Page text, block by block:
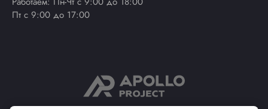
Пт с 9:00 до 17:00